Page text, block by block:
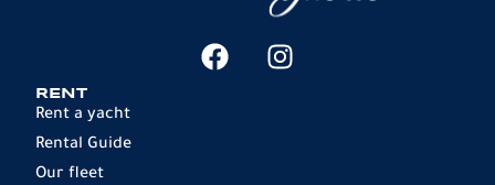
RENT
Rent a yacht
Rental Guide
Our fleet